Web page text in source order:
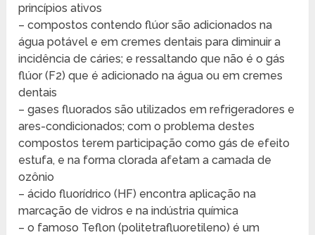
princípios ativos
– compostos contendo flúor são adicionados na
água potável e em cremes dentais para diminuir a
incidência de cáries; e ressaltando que não é o gás
flúor (F2) que é adicionado na água ou em cremes
dentais
– gases fluorados são utilizados em refrigeradores e
ares-condicionados; com o problema destes
compostos terem participação como gás de efeito
estufa, e na forma clorada afetam a camada de
ozônio
– ácido fluorídrico (HF) encontra aplicação na
marcação de vidros e na indústria química
– o famoso Teflon (politetrafluoretileno) é um